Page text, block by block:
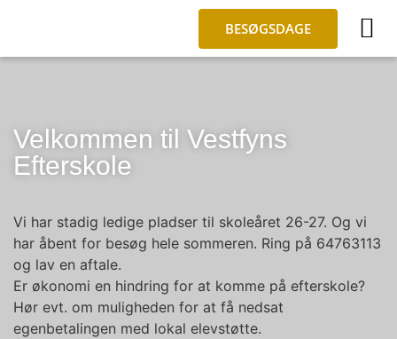
BESØGSDAGE
Velkommen til Vestfyns
Efterskole
Vi har stadig ledige pladser til skoleåret 26-27. Og vi
har åbent for besøg hele sommeren. Ring på 64763113
og lav en aftale.
Er økonomi en hindring for at komme på efterskole?
Hør evt. om muligheden for at få nedsat
egenbetalingen med lokal elevstøtte.